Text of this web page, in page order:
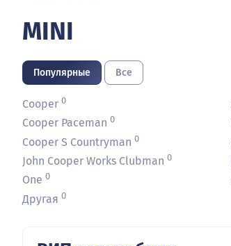
MINI
Популярные Все
Cooper 0
Cooper Paceman 0
Cooper S Countryman 0
John Cooper Works Clubman 0
One 0
Другая 0